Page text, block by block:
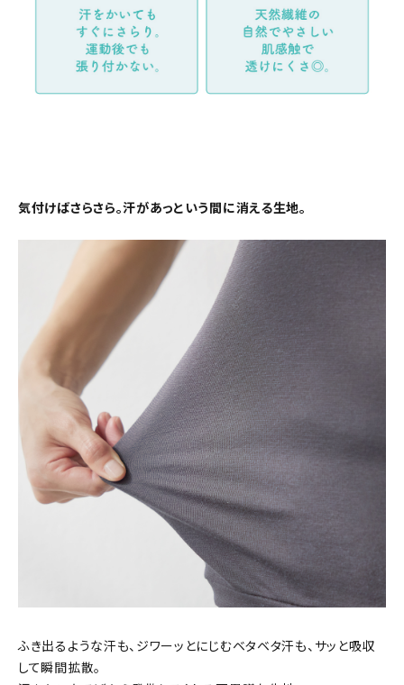
気付けばさらさら。汗があっという間に消える生地。
ふき出るような汗も、ジワーッとにじむベタベタ汗も、サッと吸収
して瞬間拡散。